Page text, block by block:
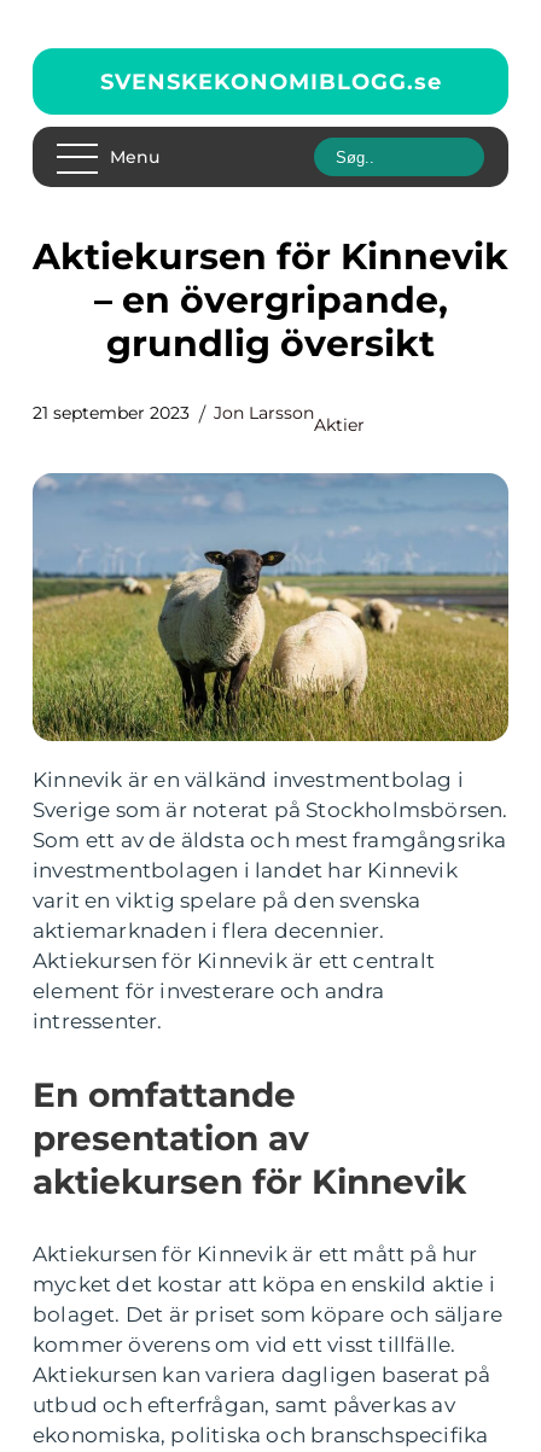
SVENSKEKONOMIBLOGG.se
Menu
Aktiekursen för Kinnevik
– en övergripande,
grundlig översikt
21 september 2023 Jon Larsson
Aktier
Kinnevik är en välkänd investmentbolag i
Sverige som är noterat på Stockholmsbörsen.
Som ett av de äldsta och mest framgångsrika
investmentbolagen i landet har Kinnevik
varit en viktig spelare på den svenska
aktiemarknaden i flera decennier.
Aktiekursen för Kinnevik är ett centralt
element för investerare och andra
intressenter.
En omfattande
presentation av
aktiekursen för Kinnevik
Aktiekursen för Kinnevik är ett mått på hur
mycket det kostar att köpa en enskild aktie i
bolaget. Det är priset som köpare och säljare
kommer överens om vid ett visst tillfälle.
Aktiekursen kan variera dagligen baserat på
utbud och efterfrågan, samt påverkas av
ekonomiska, politiska och branschspecifika